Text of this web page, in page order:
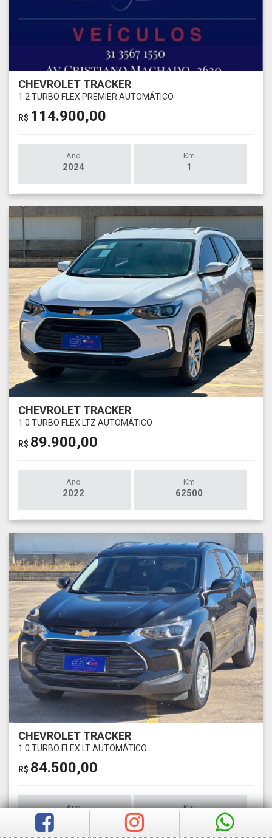
CHEVROLET TRACKER
1.2 TURBO FLEX PREMIER AUTOMÁTICO
R$ 114.900,00
Ano
2024
Km
1
CHEVROLET TRACKER
1.0 TURBO FLEX LTZ AUTOMÁTICO
R$ 89.900,00
Ano
2022
Km
62500
CHEVROLET TRACKER
1.0 TURBO FLEX LT AUTOMÁTICO
R$ 84.500,00
Ano Km